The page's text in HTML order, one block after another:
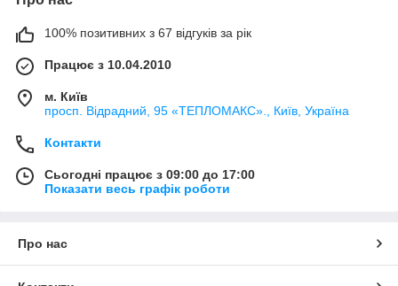
100% позитивних з 67 відгуків за рік
Працює з 10.04.2010
м. Київ
просп. Відрадний, 95 «ТЕПЛОМАКС»., Київ, Україна
Контакти
Сьогодні працює з 09:00 до 17:00
Показати весь графік роботи
Про нас